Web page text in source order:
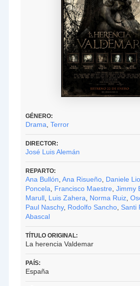
GÉNERO:
Drama ,Terror
DIRECTOR:
José Luis Alemán
REPARTO:
Ana Bullón ,Ana Risueño Daniele
Poncela
Francisco Maestre ,Jimmy
Marull Luis Zahera Norma Ruiz ,
Paul Naschy, Rodolfo Sancho Santi
Abascal
TÍTULO ORIGINAL:
La herencia Valdemar
PAÍS:
España